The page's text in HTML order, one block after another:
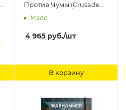
Против Чумы (Crusade
Mission Pack: Plague
Workshop
Мало
4 965 руб./шт
В корзину